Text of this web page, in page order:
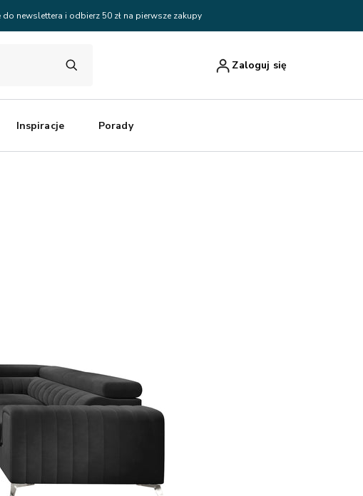
newslettera i odbierz 50 zł na pierwsze zakupy
Zaloguj się
Inspiracje Porady